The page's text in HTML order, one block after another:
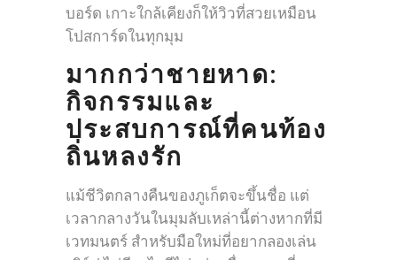
บอร์ด เกาะใกล้เคียงก็ให้วิวที่สวยเหมือน
โปสการ์ดในทุกมุม
มากกว่าชายหาด:
กิจกรรมและ
ประสบการณ์ที่คนท้อง
ถิ่นหลงรัก
แม้ชีวิตกลางคืนของภูเก็ตจะขึ้นชื่อ แต่
เวลากลางวันในมุมลับเหล่านี้ต่างหากที่มี
เวทมนตร์ สำหรับมือใหม่ที่อยากลองเล่น